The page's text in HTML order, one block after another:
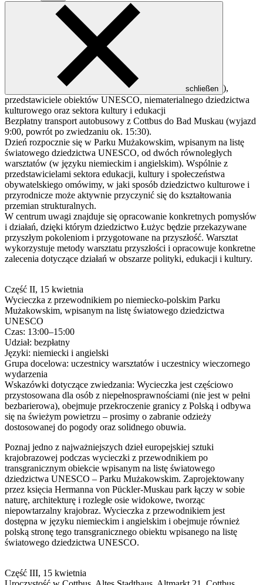
schließen ),
przedstawiciele obiektów UNESCO, niematerialnego dziedzictwa
kulturowego oraz sektora kultury i edukacji
Bezpłatny transport autobusowy z Cottbus do Bad Muskau (wyjazd
9:00, powrót po zwiedzaniu ok. 15:30).
Dzień rozpocznie się w Parku Mużakowskim, wpisanym na listę
światowego dziedzictwa UNESCO, od dwóch równoległych
warsztatów (w języku niemieckim i angielskim). Wspólnie z
przedstawicielami sektora edukacji, kultury i społeczeństwa
obywatelskiego omówimy, w jaki sposób dziedzictwo kulturowe i
przyrodnicze może aktywnie przyczynić się do kształtowania
przemian strukturalnych.
W centrum uwagi znajduje się opracowanie konkretnych pomysłów
i działań, dzięki którym dziedzictwo Łużyc będzie przekazywane
przyszłym pokoleniom i przygotowane na przyszłość. Warsztat
wykorzystuje metody warsztatu przyszłości i opracowuje konkretne
zalecenia dotyczące działań w obszarze polityki, edukacji i kultury.
Część II, 15 kwietnia
Wycieczka z przewodnikiem po niemiecko-polskim Parku
Mużakowskim, wpisanym na listę światowego dziedzictwa
UNESCO
Czas: 13:00–15:00
Udział: bezpłatny
Języki: niemiecki i angielski
Grupa docelowa: uczestnicy warsztatów i uczestnicy wieczornego
wydarzenia
Wskazówki dotyczące zwiedzania: Wycieczka jest częściowo
przystosowana dla osób z niepełnosprawnościami (nie jest w pełni
bezbarierowa), obejmuje przekroczenie granicy z Polską i odbywa
się na świeżym powietrzu – prosimy o zabranie odzieży
dostosowanej do pogody oraz solidnego obuwia.
Poznaj jedno z najważniejszych dzieł europejskiej sztuki
krajobrazowej podczas wycieczki z przewodnikiem po
transgranicznym obiekcie wpisanym na listę światowego
dziedzictwa UNESCO – Parku Mużakowskim. Zaprojektowany
przez księcia Hermanna von Pückler-Muskau park łączy w sobie
naturę, architekturę i rozległe osie widokowe, tworząc
niepowtarzalny krajobraz. Wycieczka z przewodnikiem jest
dostępna w języku niemieckim i angielskim i obejmuje również
polską stronę tego transgranicznego obiektu wpisanego na listę
światowego dziedzictwa UNESCO.
Część III, 15 kwietnia